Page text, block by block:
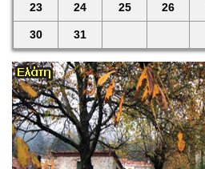
23 24 25 26
30 31